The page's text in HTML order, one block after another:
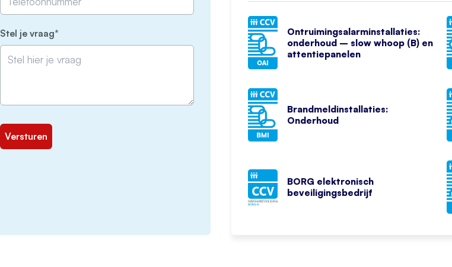
Stel je vraag
Ontruimingsalarminstallaties:
onderhoud – slow whoop (B) en
attentiepanelen
Brandmeldinstallaties:
Onderhoud
BORG elektronisch
beveiligingsbedrijf